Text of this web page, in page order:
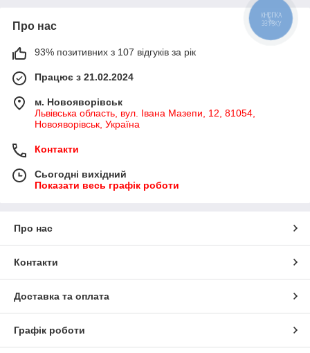
Про нас
93% позитивних з 107 відгуків за рік
Працює з 21.02.2024
м. Новояворівськ
Львівська область, вул. Івана Мазепи, 12, 81054,
Новояворівськ, Україна
Контакти
Сьогодні вихідний
Показати весь графік роботи
Про нас
Контакти
Доставка та оплата
Графік роботи